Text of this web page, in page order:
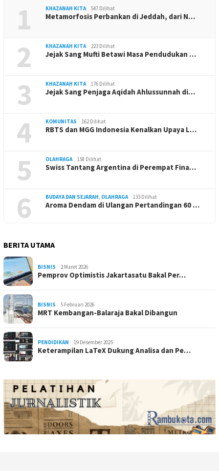
1 KHAZANAH KITA 547 Dilihat
Metamorfosis Perbankan di Jeddah, dari N…
2 KHAZANAH KITA 223 Dilihat
Jejak Sang Mufti Betawi Masa Pendudukan …
3 KHAZANAH KITA 176 Dilihat
Jejak Sang Penjaga Aqidah Ahlussunnah di…
4 KOMUNITAS 162 Dilihat
RBTS dan MGG Indonesia Kenalkan Upaya L…
5 OLAHRAGA 158 Dilihat
Swiss Tantang Argentina di Perempat Fina…
6 BUDAYA DAN SEJARAH, OLAHRAGA 133 Dilihat
Aroma Dendam di Ulangan Pertandingan 60 …
BERITA UTAMA
BISNIS 2 Maret 2026
Pemprov Optimistis Jakartasatu Bakal Per…
BISNIS 5 Februari 2026
MRT Kembangan-Balaraja Bakal Dibangun
PENDIDIKAN 19 Desember 2025
Keterampilan LaTeX Dukung Analisa dan Pe…